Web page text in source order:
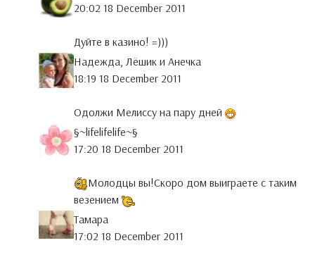
20:02 18 December 2011
Дуйте в казино! =)))
Надежда, Лёшик и Анечка
18:19 18 December 2011
Одолжи Мелиссу на пару дней
§~lifelifelife~§
17:20 18 December 2011
Молодцы вы!Скоро дом выиграете с таким
везением
Тамара
17:02 18 December 2011